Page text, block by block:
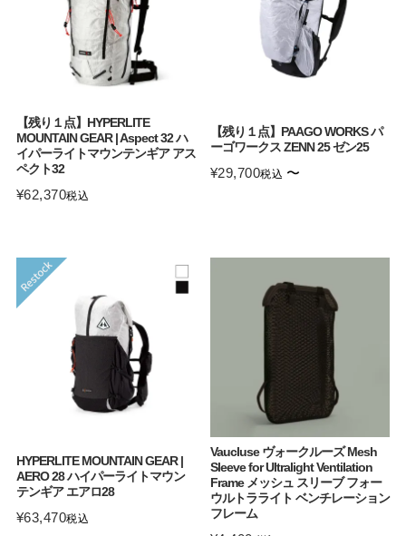
【残り１点】HYPERLITE
MOUNTAIN GEAR | Aspect 32 ハ
イパーライトマウンテンギア アス
ペクト32
¥62,370税込
【残り１点】PAAGO WORKS パ
ーゴワークス ZENN 25 ゼン25
¥29,700税込 〜
HYPERLITE MOUNTAIN GEAR |
AERO 28 ハイパーライトマウン
テンギア エアロ28
¥63,470税込
Vaucluse ヴォークルーズ Mesh
Sleeve for Ultralight Ventilation
Frame メッシュ スリーブ フォー
ウルトラライト ベンチレーション
フレーム